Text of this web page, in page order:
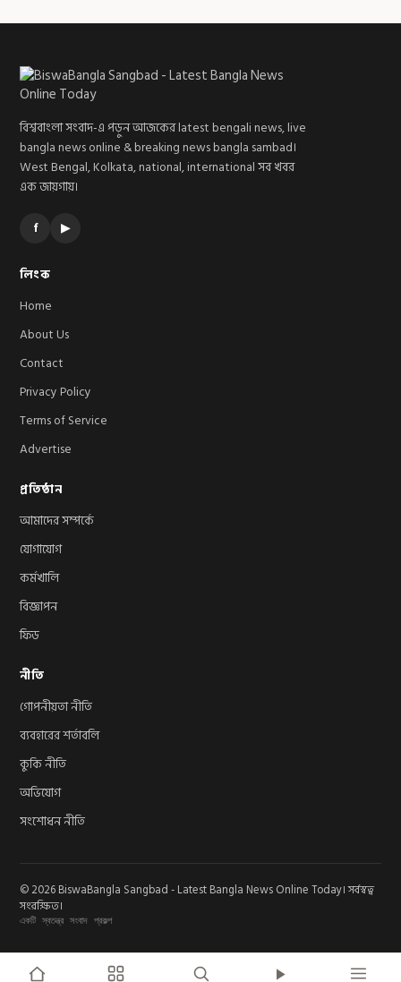
বিশ্ববাংলা সংবাদ-এ পড়ুন আজকের latest bengali news, live
bangla news online & breaking news bangla sambad।
West Bengal, Kolkata, national, international সব খবর
এক জায়গায়।
f ▶
লিংক
Home
About Us
Contact
Privacy Policy
Terms of Service
Advertise
প্রতিষ্ঠান
আমাদের সম্পর্কে
যোগাযোগ
কর্মখালি
বিজ্ঞাপন
ফিড
নীতি
গোপনীয়তা নীতি
ব্যবহারের শর্তাবলি
কুকি নীতি
অভিযোগ
সংশোধন নীতি
© 2026 BiswaBangla Sangbad - Latest Bangla News Online Today। সর্বস্বত্ব
সংরক্ষিত।
একটি স্বতন্ত্র সংবাদ প্রকল্প